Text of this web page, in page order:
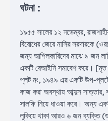
ঘটনা :
১৯৫৫ সালের ১২ নভেম্বর,
বিরোধের জেরে নাসির সরদারকে
জন্য আপিলকারিদের মাঝে ৯ জন
একটি বেআইনি সমাবেশ করে। [মৃত
প্লট নং, ১৯৪৯ এর একটি উপ-
কাজ করা অবস্থায় আব্দুস সাত্তার,
সালফি নিয়ে ধাওয়া করে। অন্য
লুকিয়ে থাকা আরও ৬ জন ব্যক্তি